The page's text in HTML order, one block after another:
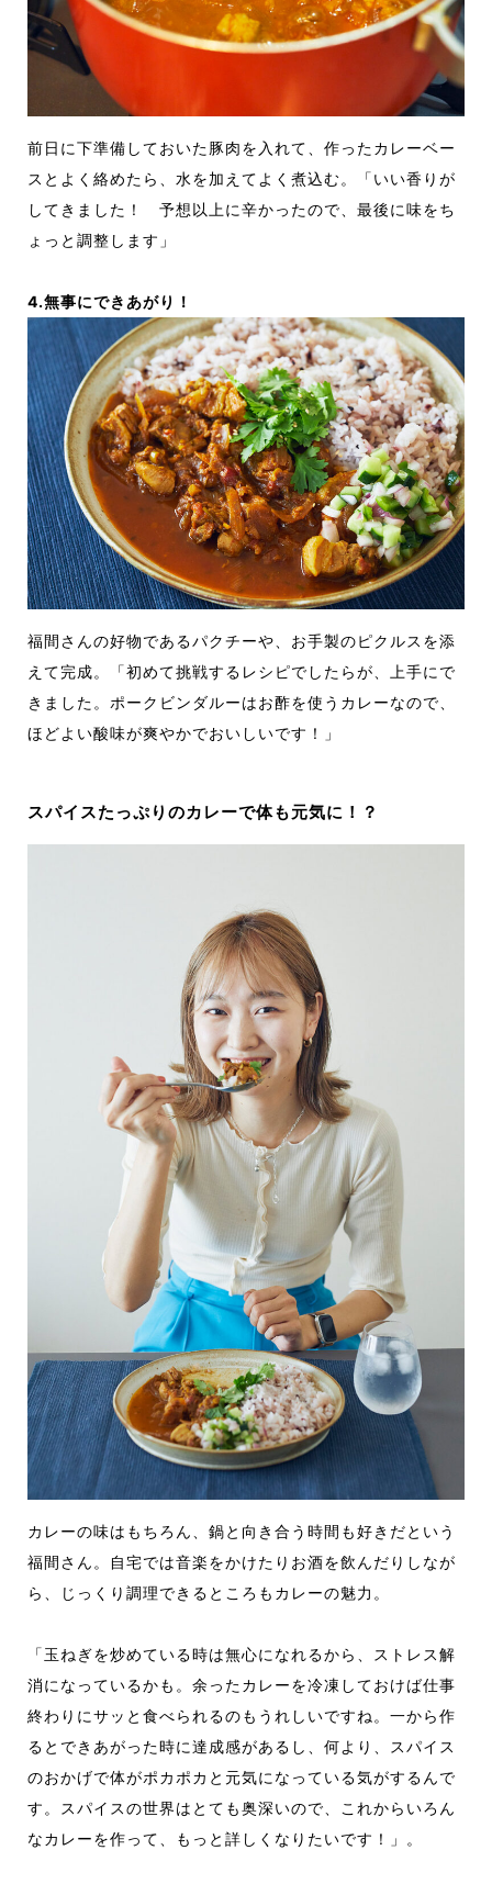
前日に下準備しておいた豚肉を入れて、作ったカレーベー
スとよく絡めたら、水を加えてよく煮込む。「いい香りが
してきました！ 予想以上に辛かったので、最後に味をち
ょっと調整します」
4.無事にできあがり！
福間さんの好物であるパクチーや、お手製のピクルスを添
えて完成。「初めて挑戦するレシピでしたらが、上手にで
きました。ポークビンダルーはお酢を使うカレーなので、
ほどよい酸味が爽やかでおいしいです！」
スパイスたっぷりのカレーで体も元気に！？
カレーの味はもちろん、鍋と向き合う時間も好きだという
福間さん。自宅では音楽をかけたりお酒を飲んだりしなが
ら、じっくり調理できるところもカレーの魅力。
「玉ねぎを炒めている時は無心になれるから、ストレス解
消になっているかも。余ったカレーを冷凍しておけば仕事
終わりにサッと食べられるのもうれしいですね。一から作
るとできあがった時に達成感があるし、何より、スパイス
のおかげで体がポカポカと元気になっている気がするんで
す。スパイスの世界はとても奥深いので、これからいろん
なカレーを作って、もっと詳しくなりたいです！」。